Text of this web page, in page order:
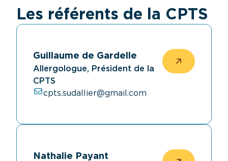
Les référents de la CPTS
Guillaume de Gardelle
Allergologue, Président de la
CPTS
cpts.sudallier@gmail.com
Nathalie Payant